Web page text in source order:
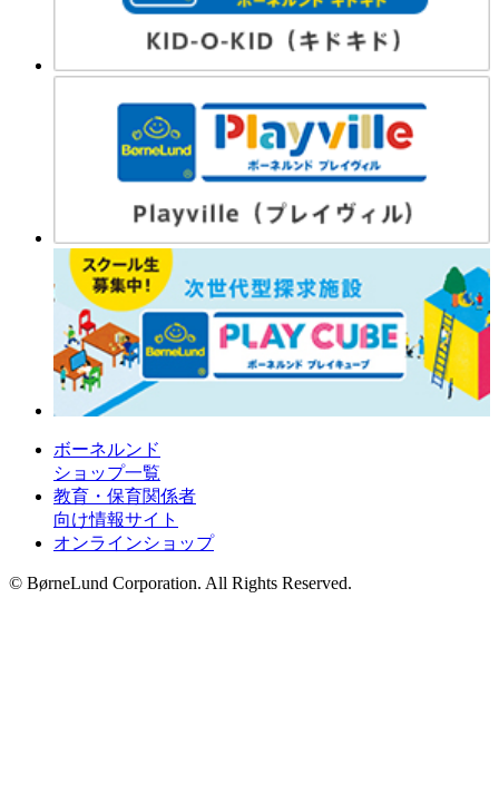
ボーネルンド
ショップ一覧
教育・保育関係者
向け情報サイト
オンラインショップ
© BørneLund Corporation. All Rights Reserved.